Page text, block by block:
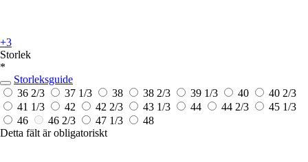
+3
Storlek
*
Storleksguide
36 2/3
37 1/3 38 38 2/3 39 1/3 40
40 2/3
41 1/3
42 42 2/3 43 1/3 44 44 2/3
45 1/3
46
46 2/3 47 1/3
48
Detta fält är obligatoriskt